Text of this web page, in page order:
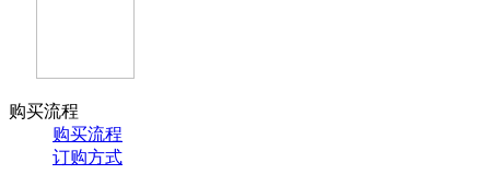
购买流程
购买流程
订购方式